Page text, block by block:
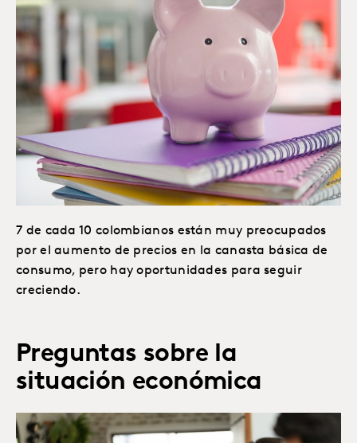
7 de cada 10 colombianos están muy preocupados
por el aumento de precios en la canasta básica de
consumo, pero hay oportunidades para seguir
creciendo.
Preguntas sobre la
situación económica